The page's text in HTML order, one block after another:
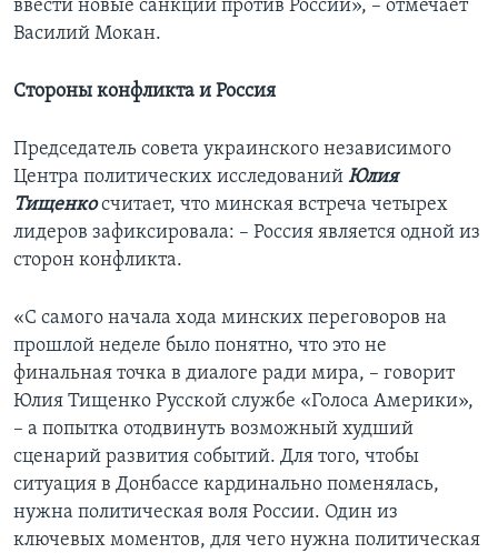
ввести новые санкции против России», – отмечает
Василий Мокан.
Стороны конфликта и Россия
Председатель совета украинского независимого
Центра политических исследований Юлия
Тищенкосчитает, что минская встреча четырех
лидеров зафиксировала: – Россия является одной из
сторон конфликта.
«С самого начала хода минских переговоров на
прошлой неделе было понятно, что это не
финальная точка в диалоге ради мира, – говорит
Юлия Тищенко Русской службе «Голоса Америки»,
– а попытка отодвинуть возможный худший
сценарий развития событий. Для того, чтобы
ситуация в Донбассе кардинально поменялась,
нужна политическая воля России. Один из
ключевых моментов, для чего нужна политическая